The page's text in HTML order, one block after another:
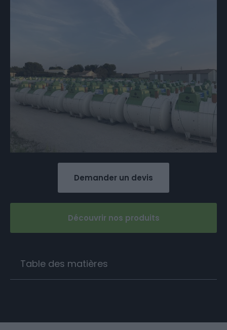
Demander un devis
Découvrir nos produits
Table des matières